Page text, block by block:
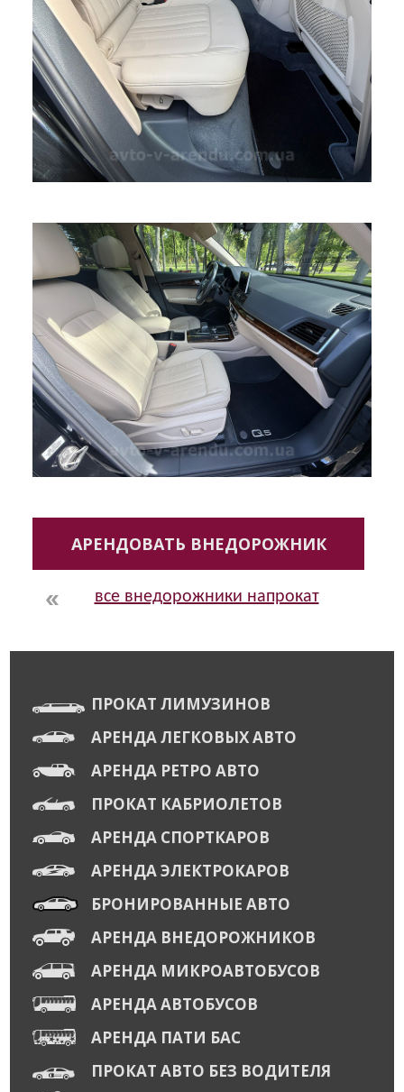
АРЕНДОВАТЬ ВНЕДОРОЖНИК
все внедорожники напрокат
ПРОКАТ ЛИМУЗИНОВ
АРЕНДА ЛЕГКОВЫХ АВТО
АРЕНДА РЕТРО АВТО
ПРОКАТ КАБРИОЛЕТОВ
АРЕНДА СПОРТКАРОВ
АРЕНДА ЭЛЕКТРОКАРОВ
БРОНИРОВАННЫЕ АВТО
АРЕНДА ВНЕДОРОЖНИКОВ
АРЕНДА МИКРОАВТОБУСОВ
АРЕНДА АВТОБУСОВ
АРЕНДА ПАТИ БАС
ПРОКАТ АВТО БЕЗ ВОДИТЕЛЯ